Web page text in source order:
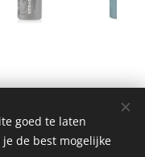
goed te laten
de best mogelijke